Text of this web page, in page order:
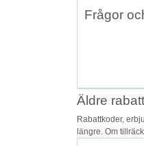
Frågor
Äldre
Rabattkoder,
längre. Om